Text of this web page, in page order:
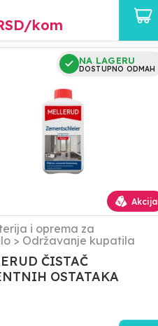
kom
Akcija
NA LAGERU
DOSTUPNO ODMAH
i oprema za
> Održavanje kupatila
ČISTAČ
OSTATAKA